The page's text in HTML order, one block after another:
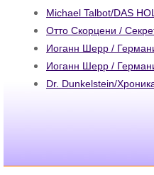
Michael Talbot/DAS
Отто Скорцени /
Иоганн Шерр /
Иоганн Шерр /
Dr. Dunkelstein/